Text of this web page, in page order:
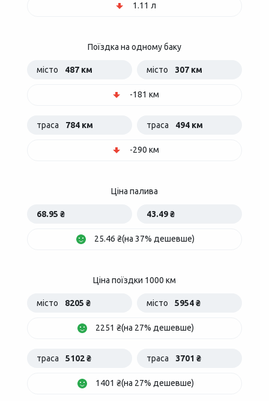
1.11 л
Поїздка на одному баку
місто 487 км місто 307 км
-181 км
траса 784 км траса 494 км
-290 км
Ціна палива
68.95 ₴ 43.49 ₴
25.46 ₴(на 37% дешевше)
Ціна поїздки 1000 км
місто 8205 ₴ місто 5954 ₴
2251 ₴(на 27% дешевше)
траса 5102 ₴ траса 3701 ₴
1401 ₴(на 27% дешевше)